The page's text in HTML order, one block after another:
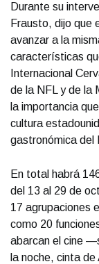
Durante su
Frausto, dijo que
avanzar a la
características
Internacional
de la NFL y de la
la importancia
cultura
gastronómica del
En total habrá
del 13 al 29 de
17 agrupaciones
como 20
abarcan el cine
la noche, cinta